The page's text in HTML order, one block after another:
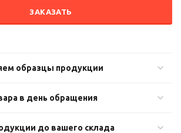
ЗАКАЗАТЬ
образцы продукции
в день обращения
до вашего склада